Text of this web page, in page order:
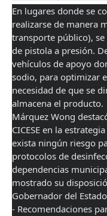
En lugares donde se
realizarse de manera
transporte público),
de pistola a presión.
vehículos de apoyo
sodio, para optimizar
necesidad de que se
almacena el producto.
Márquez Wong
CICESE en la
exista ningún riesgo
protocolos de
dependencias
mostrado su
Gobernador del
- Recomendaciones